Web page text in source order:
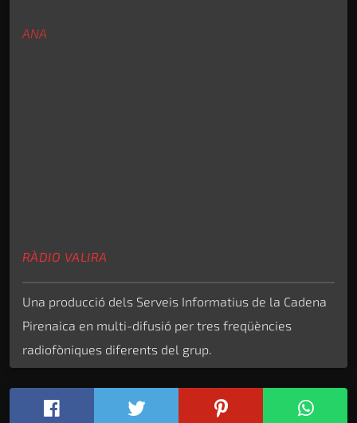
ANA
RÀDIO VALIRA
Una producció dels Serveis Informatius de la Cadena
Pirenaica en multi-difusió per tres freqüències
radiofòniques diferents del grup.